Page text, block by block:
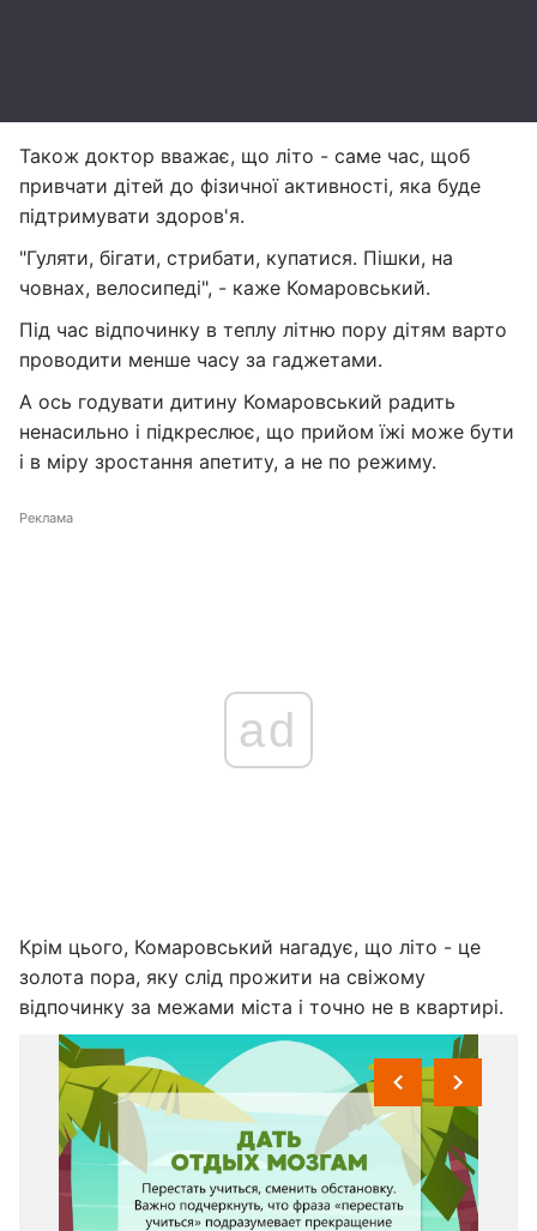
Також доктор вважає, що літо - саме час, щоб
привчати дітей до фізичної активності, яка буде
підтримувати здоров'я.
"Гуляти, бігати, стрибати, купатися. Пішки, на
човнах, велосипеді", - каже Комаровський.
Під час відпочинку в теплу літню пору дітям варто
проводити менше часу за гаджетами.
А ось годувати дитину Комаровський радить
ненасильно і підкреслює, що прийом їжі може бути
і в міру зростання апетиту, а не по режиму.
Реклама
ad
Крім цього, Комаровський нагадує, що літо - це
золота пора, яку слід прожити на свіжому
відпочинку за межами міста і точно не в квартирі.